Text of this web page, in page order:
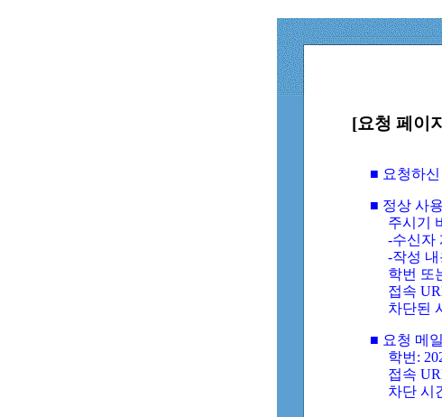
[요청 페이
■ 요청하
■ 정상 사
주시기
-수신자
-작성 내
학번 또
접속
차단된
■ 요청 메
학번:
접속
차단 시